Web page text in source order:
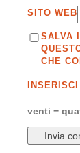
SITO WEB
SALVA
CHE
venti −